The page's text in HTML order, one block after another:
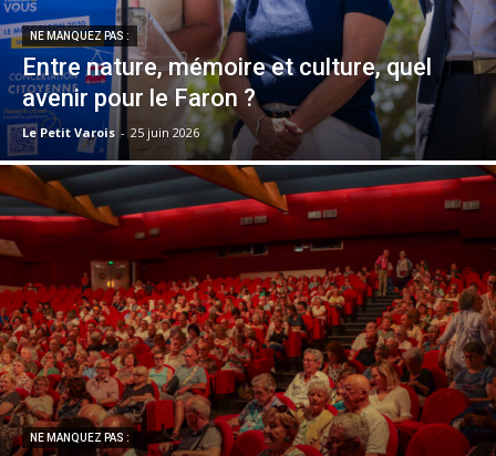
NE MANQUEZ PAS :
Entre nature, mémoire et culture, quel
avenir pour le Faron ?
Le Petit Varois - 25 juin 2026
NE MANQUEZ PAS :